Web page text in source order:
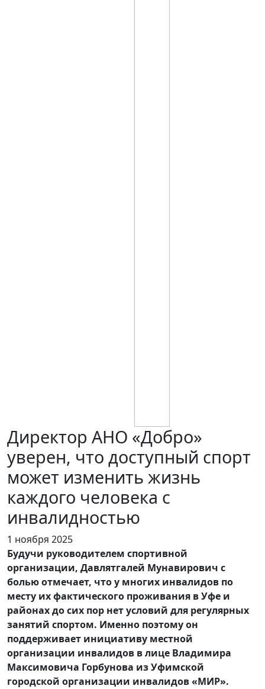
Директор АНО «Добро»
уверен, что доступный спорт
может изменить жизнь
каждого человека с
инвалидностью
1 ноября 2025
Будучи руководителем спортивной
организации, Давлятгалей Мунавирович с
болью отмечает, что у многих инвалидов по
месту их фактического проживания в Уфе и
районах до сих пор нет условий для регулярных
занятий спортом. Именно поэтому он
поддерживает инициативу местной
организации инвалидов в лице Владимира
Максимовича Горбунова из Уфимской
городской организации инвалидов «МИР».